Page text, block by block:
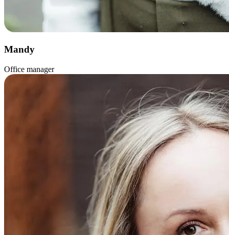
Mandy
Office manager